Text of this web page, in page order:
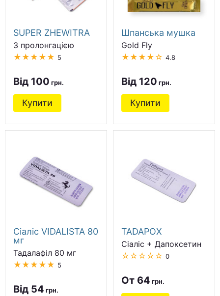
SUPER ZHEWITRA
З пролонгацією
★★★★★ 5
Від 100
Купити
Шпанська мушка
Gold Fly
★★★★☆ 4.8
Від 120
Купити
Сіаліс VIDALISTA 80
мг
Тадалафіл 80 мг
★★★★★ 5
Від 54
TADAPOX
Сіаліс + Дапоксетин
☆☆☆☆☆ 0
От 64